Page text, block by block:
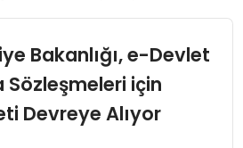
Bakanlığı, e-Devlet
Sözleşmeleri için
Devreye Alıyor